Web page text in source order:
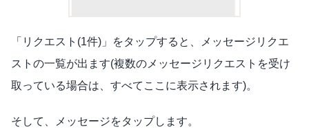
「リクエスト(1件)」をタップすると、メッセージリクエ
ストの一覧が出ます(複数のメッセージリクエストを受け
取っている場合は、すべてここに表示されます)。
そして、メッセージをタップします。